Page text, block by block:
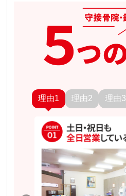
理由1 理由2 理由3